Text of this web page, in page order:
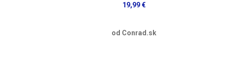
19,99 €
od Conrad.sk